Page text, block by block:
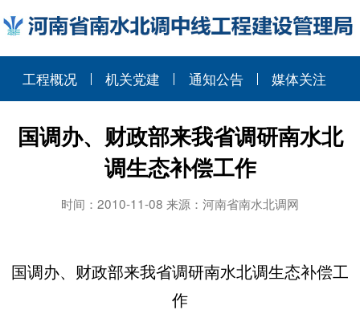
工程概况 机关党建 通知公告 媒体关注
国调办、财政部来我省调研南水北
调生态补偿工作
时间：2010-11-08 来源：河南省南水北调网
国调办、财政部来我省调研南水北调生态补偿工
作